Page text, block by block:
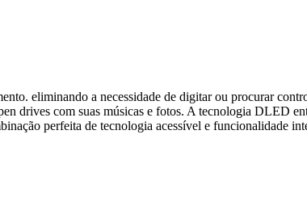
eliminando a necessidade de digitar ou procurar
drives com suas músicas e fotos. A tecnologia DLED
perfeita de tecnologia acessível e funcionalidade